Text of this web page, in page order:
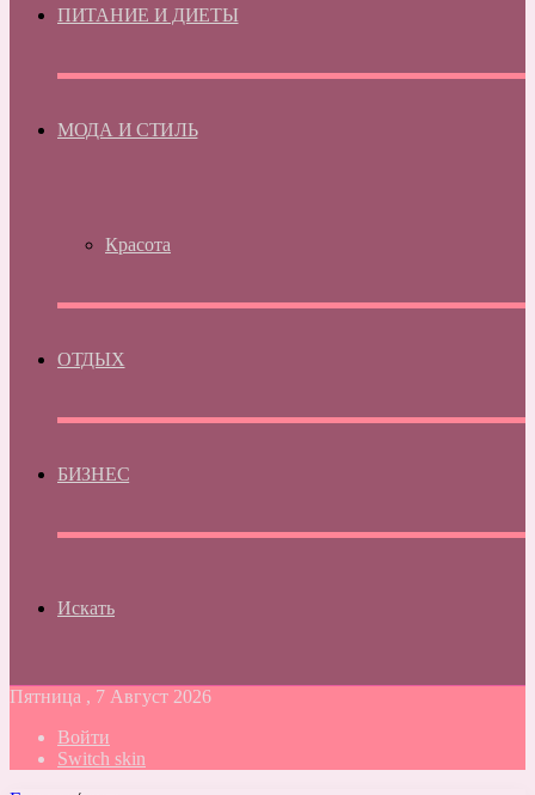
ПИТАНИЕ И ДИЕТЫ
МОДА И СТИЛЬ
Красота
ОТДЫХ
БИЗНЕС
Искать
Пятница , 7 Август 2026
Войти
Switch skin